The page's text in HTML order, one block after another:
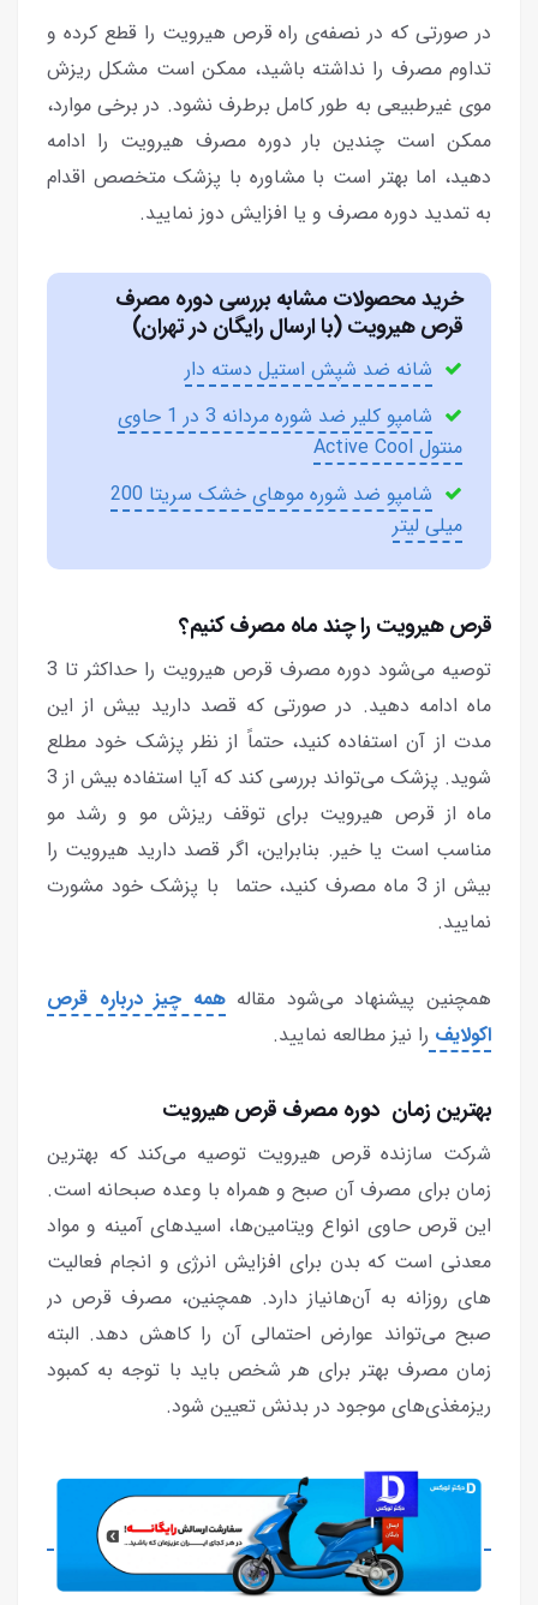
در صورتی که در نصفه‌ی راه قرص هیرویت را قطع کرده و
تداوم مصرف را نداشته باشید، ممکن است مشکل ریزش
موی غیرطبیعی به طور کامل برطرف نشود. در برخی موارد،
ممکن است چندین بار دوره مصرف هیرویت را ادامه
دهید، اما بهتر است با مشاوره با پزشک متخصص اقدام
به تمدید دوره مصرف و یا افزایش دوز نمایید.
خرید محصولات مشابه بررسی دوره مصرف
قرص هیرویت (با ارسال رایگان در تهران)
شانه ضد شپش استیل دسته دار
شامپو کلیر ضد شوره مردانه 3 در 1 حاوی
منتول Active Cool
شامپو ضد شوره موهای خشک سریتا 200
میلی لیتر
قرص هیرویت را چند ماه مصرف کنیم؟
توصیه می‌شود دوره مصرف قرص هیرویت را حداکثر تا 3
ماه ادامه دهید. در صورتی که قصد دارید بیش از این
مدت از آن استفاده کنید، حتماً از نظر پزشک خود مطلع
شوید. پزشک می‌تواند بررسی کند که آیا استفاده بیش از 3
ماه از قرص هیرویت برای توقف ریزش مو و رشد مو
مناسب است یا خیر. بنابراین، اگر قصد دارید هیرویت را
بیش از 3 ماه مصرف کنید، حتما با پزشک خود مشورت
نمایید.
همچنین پیشنهاد می‌شود مقالههمه چیز درباره قرص
اکولایف را نیز مطالعه نمایید.
بهترین زمان دوره مصرف قرص هیرویت
شرکت سازنده قرص هیرویت توصیه می‌کند که بهترین
زمان برای مصرف آن صبح و همراه با وعده صبحانه است.
این قرص حاوی انواع ویتامین‌ها، اسیدهای آمینه و مواد
معدنی است که بدن برای افزایش انرژی و انجام فعالیت
های روزانه به آن‌هانیاز دارد. همچنین، مصرف قرص در
صبح می‌تواند عوارض احتمالی آن را کاهش دهد. البته
زمان مصرف بهتر برای هر شخص باید با توجه به کمبود
ریزمغذی‌های موجود در بدنش تعیین شود.